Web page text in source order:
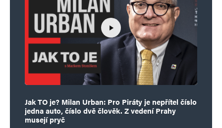
Jak TO je? Milan Urban: Pro Piráty je nepřítel číslo
jedna auto, číslo dvě člověk. Z vedení Prahy
musejí pryč